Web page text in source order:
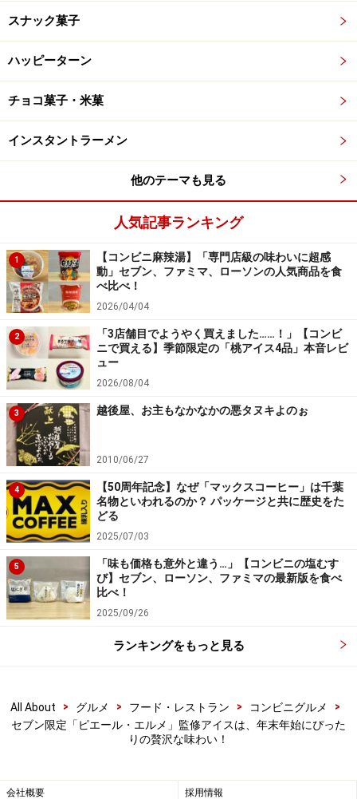
素材の香りがしっかり感じられる、リッチ
キャラメルアイスは甘すぎず苦すぎず、洋梨の繊細な香りを
支えています
「ピエール・エルメ」監修のスイーツは、食感と香りを
大事にした設計だと感じているのですが、このアイスも
まさに「すーっ」と消えていくなめらかな口どけと、鼻
に抜けていく素材の香りや余韻を楽しめる商品でした。
年末年始にゆっくり味わいたい、特別感のあるアイスだ
と思いますよ！
＜最新のコンビニスイーツ記事＞
セブンの人気シリーズから「冷凍チョコチップメロンパ
ン」が登場！温めるとサク＆ふわ＆とろ～に味変して楽
しい
クレームブリュレとティラミスのいいとこどり？ローソ
ン「ブリュレティラミスプリン」実食レポ
※メニューや料金などのデータは、取材時または記事公開時点で
の内容です。
スナック菓子
ハッピーターン
チョコ菓子・米菓
インスタントラーメン
他のテーマも見る
人気記事ランキング
1
【コンビニ麻辣湯】「専門店級の味わいに超感
動」セブン、ファミマ、ローソンの人気商品を食
べ比べ！
2026/04/04
2
「3店舗目でようやく買えました……！」【コンビ
ニで買える】季節限定の「桃アイス4品」本音レビ
ュー
2026/08/04
3 越後屋、お主もなかなかの悪タヌキよのぉ
2010/06/27
4
【50周年記念】なぜ「マックスコーヒー」は千葉
名物といわれるのか？ パッケージと共に歴史をた
どる
2025/07/03
5
「味も価格も意外と違う…」【コンビニの塩むす
び】セブン、ローソン、ファミマの最新版を食べ
比べ！
2025/09/26
ランキングをもっと見る
All About > グルメ > フード・レストラン > コンビニグルメ
>
セブン限定「ピエール・エルメ」監修アイスは、年末年始にぴった
りの贅沢な味わい！
会社概要 採用情報